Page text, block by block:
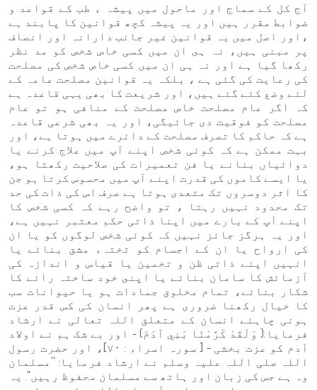
آج کل کے سماج اور ماحول میں پیشہ ء طب کے قواعد و
ضوابط مقرر ہیں اور یہ پیشہ کچھ قوانین کا پابند ہے
،اور اصل میں یہ قوانین غیر جانب دارانہ اور انصاف
پر مبنی ہیں، نہ ہى ان میں کسی خاص شخص کو مد نظر
رکھا گیا ہے اور نہ ہی ان میں کسی خاص شخص کی مصلحت
کی رعایت کی گئی ہے ، بلکہ یہ قوانین مصلحت عامہ کے
لئے وضع کئے گئے ہیں، اور شریعت کا بھی یہی قاعدہ ہے
کہ اگر عام مصلحت خاص مصلحت کے منافی ہو تو عام
مصلحت کو فوقیت دی جائیگی، اور یہ بھی شرعی قاعدہ
ہے کہ حاکم کا تصرف مصلحت کے دائرے میں ہوتا ہے، اور
بہت ممکن ہے کہ کوئی شخص اپنے آپ میں علاج کرنے یا
دوائیاں بنانے یا فن تعمیرات کی صلاحیت رکھتا ہو،
یا ایسے کاموں کی قدرت اپنے آپ میں محسوس کرتا ہو جن
کا اثر دوسروں تک متعدی ہوتا ہے صرف اس کی ذات کی حد
تک محدود نہیں رہتا ، تو واضح رہے کہ کسی شخص کا
اپنے آپ کے بارے میں اپنا ذاتی حکم معتبر نہیں ہے،
اور یہ ہرگز جائز نہیں کہ کوئی شخص لوگوں کو یا ان
کی ارواح یا ان کے اجسام کو تختہء مشق بنائے یا
انہیں اپنے ذاتی ظن و تخمین یا قیاس و اندازہ کی
آزمائش کا سامان بنائے یا اپنى خود ساختہ رائے کا
شکار بنائے، تمام مخلوق جمادات ہو یا حیوانات سب
کا خیال رکھنا ضروری ہے پھر انسان کی کس قدر عزت
ہونی چاہئے انسان کے متعلق اللہ تعالی نے ارشاد
فرمایا:( وَلَقَدْ كَرَّمْنَا بَنِي آدَمَ) - اور بے شک ہم نے اولاد
آدم کو عزت بخشی - [ سورہ اسراء : ٧٠]، اور حضرت رسول
اللہ صلی اللہ علیہ وسلم نے ارشاد فرمایا: ''مسلمان
وہ ہے جس کی زبان اور ہاتھ سے مسلمان محفوظ رہيں''. یہ